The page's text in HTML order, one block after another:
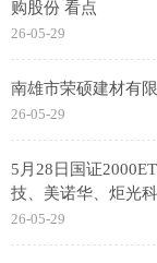
购股份 看点
26-05-29
南雄市荣硕建材有
26-05-29
5月28日国证
技、美诺华、炬光
26-05-29